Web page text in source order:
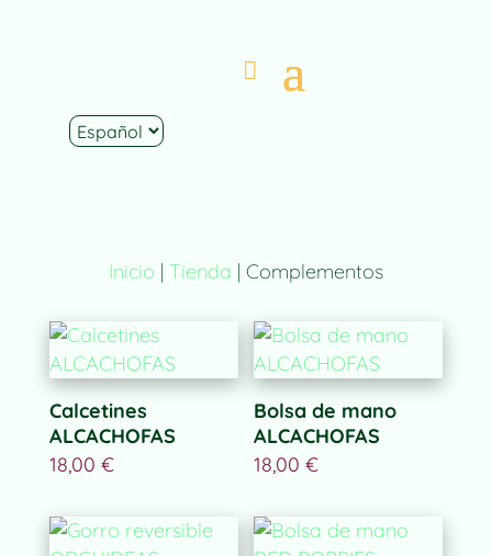
Inicio | Tienda | Complementos
Calcetines
ALCACHOFAS
18,00 €
Bolsa de mano
ALCACHOFAS
18,00€